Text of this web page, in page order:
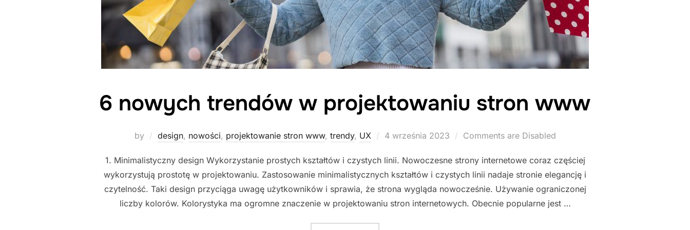
6 nowych trendów w projektowaniu stron www
by design, nowości, projektowanie stron www, trendy, UX
Posted
4 września 2023 Comments are Disabled
1. Minimalistyczny design Wykorzystanie prostych kształtów i czystych linii. Nowoczesne strony internetowe coraz częściej
wykorzystują prostotę w projektowaniu. Zastosowanie minimalistycznych kształtów i czystych linii nadaje stronie elegancję i
czytelność. Taki design przyciąga uwagę użytkowników i sprawia, że strona wygląda nowocześnie. Używanie ograniczonej
liczby kolorów. Kolorystyka ma ogromne znaczenie w projektowaniu stron internetowych. Obecnie popularne jest …